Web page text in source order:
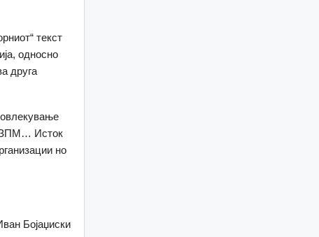
текст
односно
друга
Исток
но